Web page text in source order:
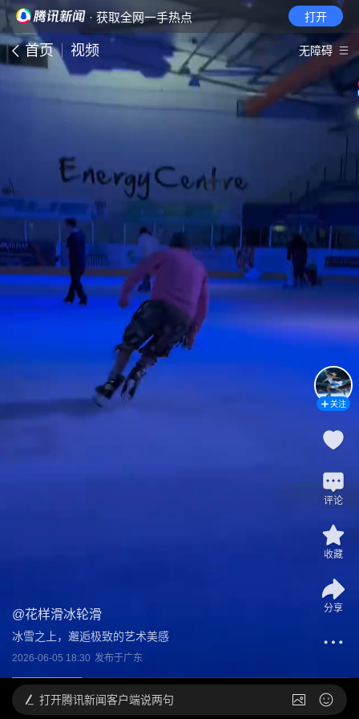
· 获取全网一手热点 打开
首页 视频 无障碍
@花样滑冰轮滑
冰雪之上，邂逅极致的艺术美感
2026-06-05 18:30 发布于广东
关注
评论
收藏
分享
打开腾讯新闻客户端说两句